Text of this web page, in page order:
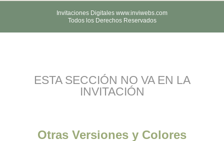
Invitaciones Digitales www.inviwebs.com
Todos los Derechos Reservados
ESTA SECCIÓN NO VA EN LA
INVITACIÓN
Otras Versiones y Colores